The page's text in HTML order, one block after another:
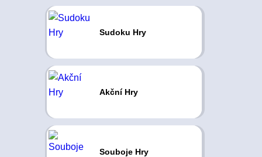
Sudoku Hry
Akční Hry
Souboje Hry